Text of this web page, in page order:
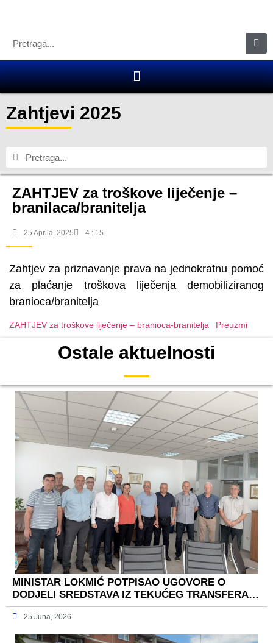
Zahtjevi 2025
ZAHTJEV za troškove liječenje –
branilaca/branitelja
25 Aprila, 2025 4 : 15
Zahtjev za priznavanje prava na jednokratnu pomoć
za plaćanje troškova liječenja demobiliziranog
branioca/branitelja
ZAHTJEV za troškove liječenje – branioca-branitelja Preuzmi
Ostale aktuelnosti
MINISTAR LOKMIĆ POTPISAO UGOVORE O
DODJELI SREDSTAVA IZ TEKUĆEG TRANSFERA…
25 Juna, 2026